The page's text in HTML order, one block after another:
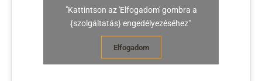
"Kattintson az 'Elfogadom' gombra a
{szolgáltatás} engedélyezéséhez"
Elfogadom